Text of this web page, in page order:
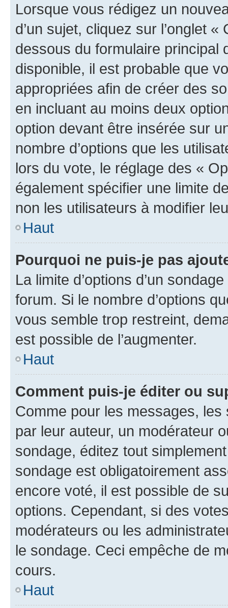
Lorsque vous rédigez un
d’un sujet, cliquez sur l’onglet
dessous du formulaire principal
disponible, il est probable que
appropriées afin de créer des
en incluant au moins deux
option devant être insérée sur
nombre d’options que les
lors du vote, le réglage des «
également spécifier une limite
non les utilisateurs à modifier
Haut
Pourquoi ne puis-je pas
La limite d’options d’un
forum. Si le nombre d’options
vous semble trop restreint,
est possible de l’augmenter.
Haut
Comment puis-je éditer ou
Comme pour les messages,
par leur auteur, un modérateur
sondage, éditez tout
sondage est obligatoirement
encore voté, il est possible de
options. Cependant, si des
modérateurs ou les
le sondage. Ceci empêche de
cours.
Haut